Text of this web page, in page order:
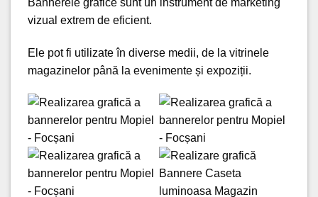
vizual extrem de eficient.
Ele pot fi utilizate în diverse medii, de la vitrinele
magazinelor până la evenimente și expoziții.